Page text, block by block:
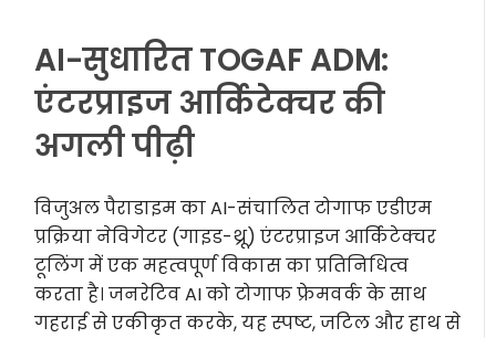
AI-सुधारित TOGAF ADM:
एंटरप्राइज आर्किटेक्चर की
अगली पीढ़ी
विजुअल पैराडाइम का AI-संचालित टोगाफ एडीएम
प्रक्रिया नेविगेटर (गाइड-थ्रू) एंटरप्राइज आर्किटेक्चर
टूलिंग में एक महत्वपूर्ण विकास का प्रतिनिधित्व
करता है। जनरेटिव AI को टोगाफ फ्रेमवर्क के साथ
गहराई से एकीकृत करके, यह स्पष्ट, जटिल और हाथ से